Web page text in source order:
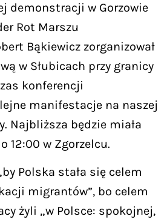
demonstracji w Gorzowie
Rot Marszu
Bąkiewicz zorganizował
w Słubicach przy granicy
konferencji
manifestacje na naszej
Najbliższa będzie miała
12:00 w Zgorzelcu.
Polska stała się celem
migrantów”, bo celem
żyli „w Polsce: spokojnej,